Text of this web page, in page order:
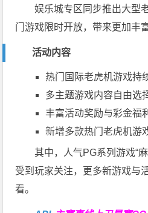
娱乐城专区同步推出大型
门游戏限时开放，带来更加丰
活动内容
热门国际老虎机游戏持
多主题游戏内容自由选
丰富活动奖励与彩金福
新增多款热门老虎机游
其中，人气PG系列游戏“
受到玩家关注，更多新游戏与
看。